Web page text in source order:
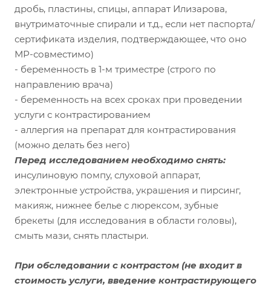
дробь, пластины, спицы, аппарат Илизарова,
внутриматочные спирали и т.д., если нет паспорта/
сертификата изделия, подтверждающее, что оно
МР-совместимо)
- беременность в 1-м триместре (строго по
направлению врача)
- беременность на всех сроках при проведении
услуги с контрастированием
- аллергия на препарат для контрастирования
(можно делать без него)
Перед исследованием необходимо снять:
инсулиновую помпу, слуховой аппарат,
электронные устройства, украшения и пирсинг,
макияж, нижнее белье с люрексом, зубные
брекеты (для исследования в области головы),
смыть мази, снять пластыри.
При обследовании с контрастом (не входит в
стоимость услуги, введение контрастирующего